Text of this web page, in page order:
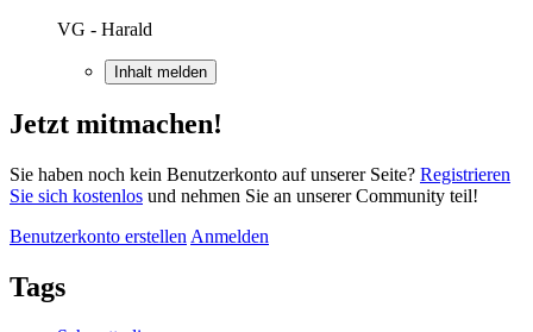
VG - Harald
Inhalt melden
Jetzt mitmachen!
Sie haben noch kein Benutzerkonto auf unserer Seite? Registrieren
Sie sich kostenlos und nehmen Sie an unserer Community teil!
Benutzerkonto erstellen Anmelden
Tags